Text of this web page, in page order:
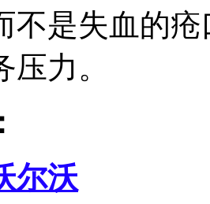
不是失血的
力。
尔沃